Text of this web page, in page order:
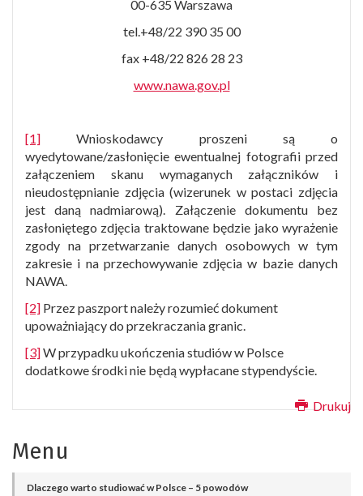
00-635 Warszawa
tel.+48/22 390 35 00
fax +48/22 826 28 23
www.nawa.gov.pl
[1] Wnioskodawcy proszeni są o
wyedytowane/zasłonięcie ewentualnej fotografii przed
załączeniem skanu wymaganych załączników i
nieudostępnianie zdjęcia (wizerunek w postaci zdjęcia
jest daną nadmiarową). Załączenie dokumentu bez
zasłoniętego zdjęcia traktowane będzie jako wyrażenie
zgody na przetwarzanie danych osobowych w tym
zakresie i na przechowywanie zdjęcia w bazie danych
NAWA.
[2] Przez paszport należy rozumieć dokument
upoważniający do przekraczania granic.
[3]W przypadku ukończenia studiów w Polsce
dodatkowe środki nie będą wypłacane stypendyście.
Drukuj
Menu
Dlaczego warto studiować w Polsce – 5 powodów